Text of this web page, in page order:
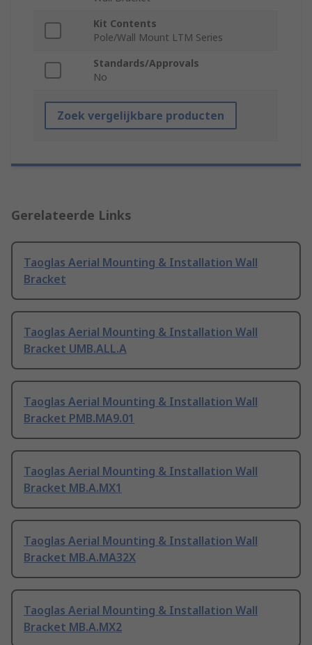
Kit Contents
Pole/Wall Mount LTM Series
Standards/Approvals
No
Zoek vergelijkbare producten
Gerelateerde Links
Taoglas Aerial Mounting & Installation Wall
Bracket
Taoglas Aerial Mounting & Installation Wall
Bracket UMB.ALL.A
Taoglas Aerial Mounting & Installation Wall
Bracket PMB.MA9.01
Taoglas Aerial Mounting & Installation Wall
Bracket MB.A.MX1
Taoglas Aerial Mounting & Installation Wall
Bracket MB.A.MA32X
Taoglas Aerial Mounting & Installation Wall
Bracket MB.A.MX2